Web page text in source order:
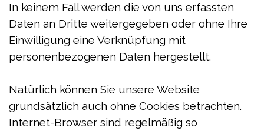
In keinem Fall werden die von uns erfassten
Daten an Dritte weitergegeben oder ohne Ihre
Einwilligung eine Verknüpfung mit
personenbezogenen Daten hergestellt.
Natürlich können Sie unsere Website
grundsätzlich auch ohne Cookies betrachten.
Internet-Browser sind regelmäßig so